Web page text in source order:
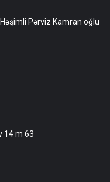
Pərviz Kamran oğlu
14 m 63